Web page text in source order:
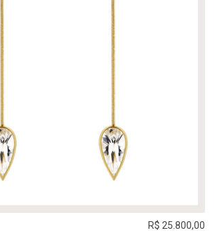
R$ 25.800,00